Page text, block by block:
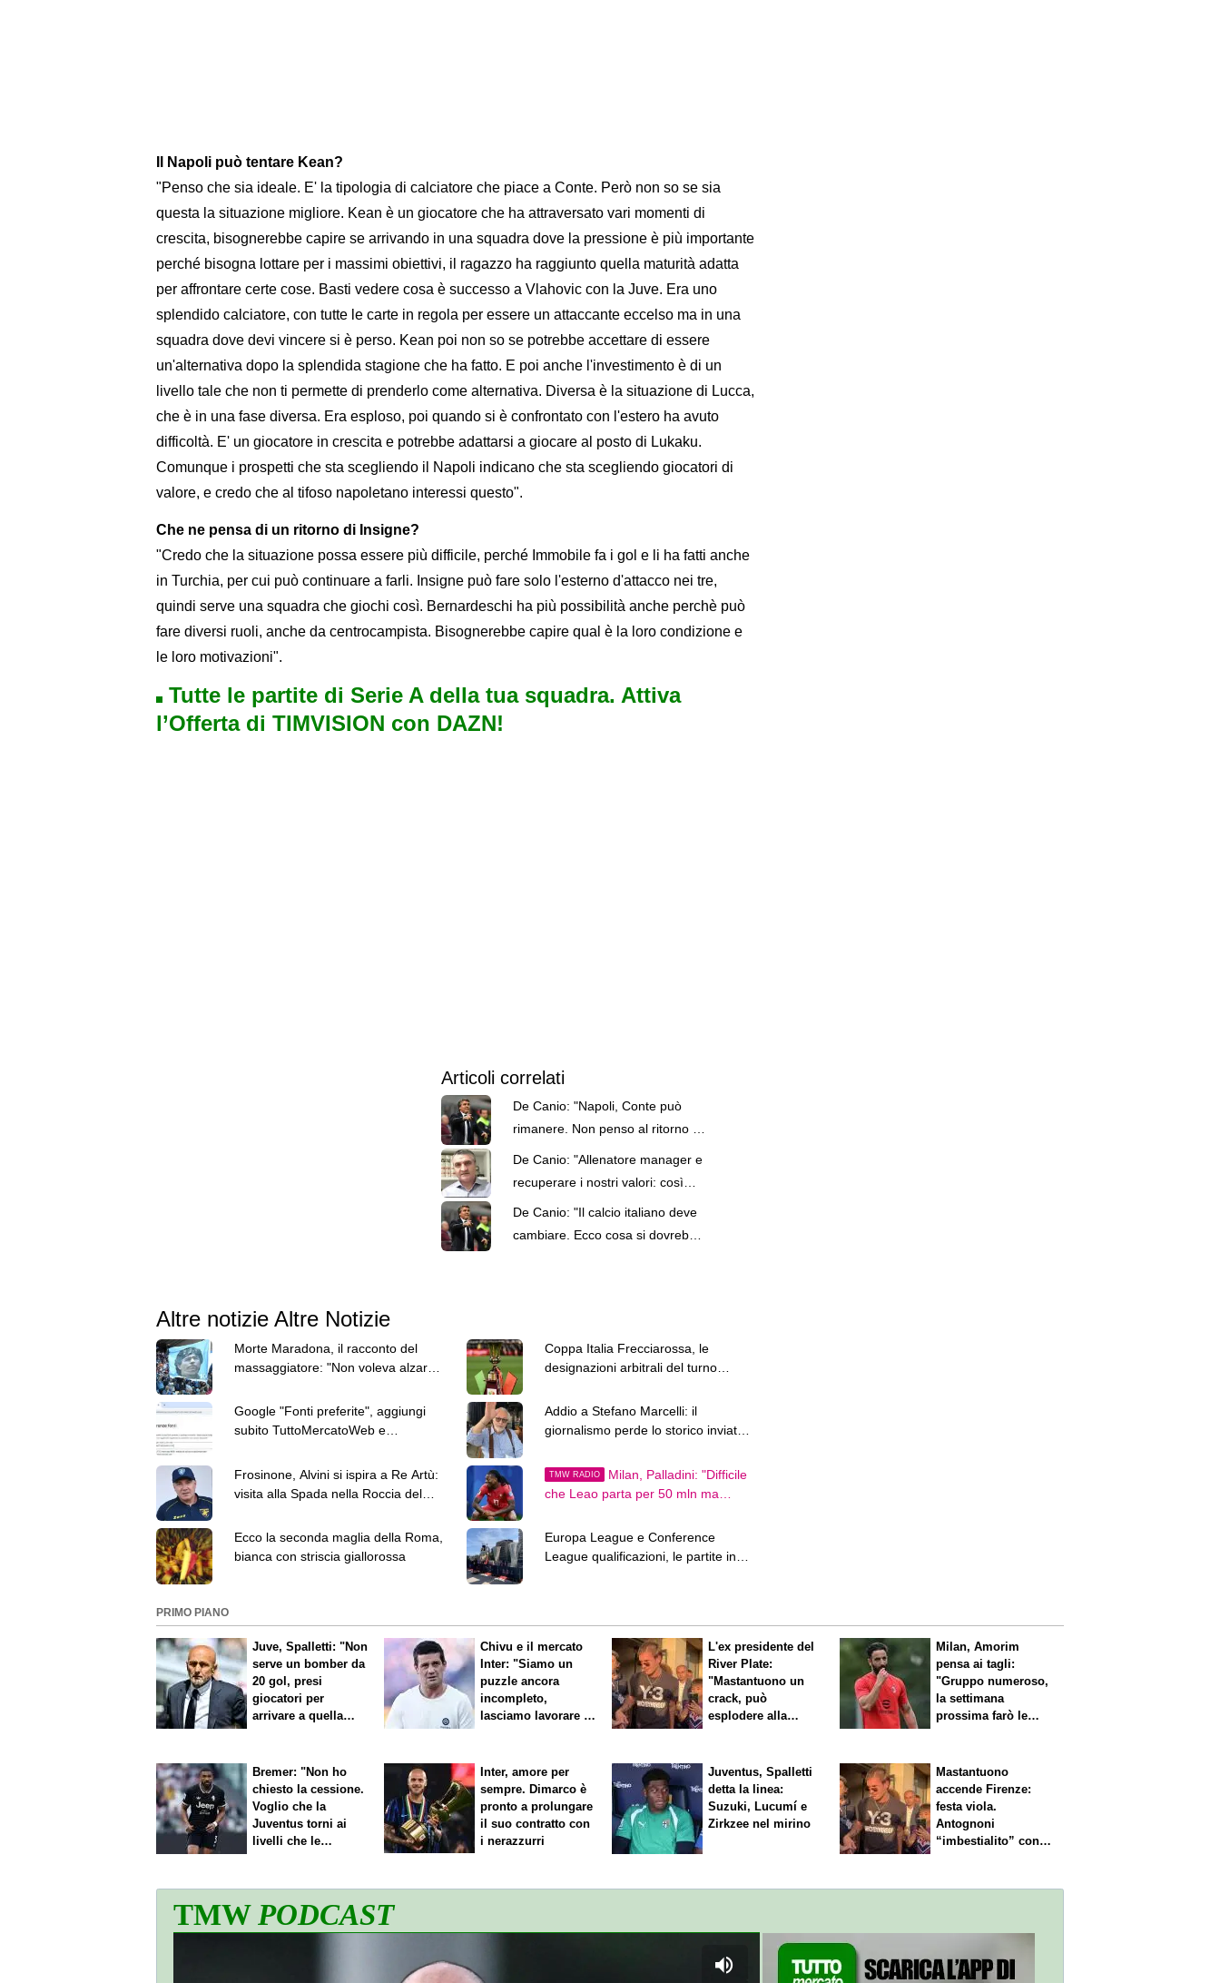
Il Napoli può tentare Kean?
"Penso che sia ideale. E' la tipologia di calciatore che piace a Conte. Però non so se sia
questa la situazione migliore. Kean è un giocatore che ha attraversato vari momenti di
crescita, bisognerebbe capire se arrivando in una squadra dove la pressione è più importante
perché bisogna lottare per i massimi obiettivi, il ragazzo ha raggiunto quella maturità adatta
per affrontare certe cose. Basti vedere cosa è successo a Vlahovic con la Juve. Era uno
splendido calciatore, con tutte le carte in regola per essere un attaccante eccelso ma in una
squadra dove devi vincere si è perso. Kean poi non so se potrebbe accettare di essere
un'alternativa dopo la splendida stagione che ha fatto. E poi anche l'investimento è di un
livello tale che non ti permette di prenderlo come alternativa. Diversa è la situazione di Lucca,
che è in una fase diversa. Era esploso, poi quando si è confrontato con l'estero ha avuto
difficoltà. E' un giocatore in crescita e potrebbe adattarsi a giocare al posto di Lukaku.
Comunque i prospetti che sta scegliendo il Napoli indicano che sta scegliendo giocatori di
valore, e credo che al tifoso napoletano interessi questo".
Che ne pensa di un ritorno di Insigne?
"Credo che la situazione possa essere più difficile, perché Immobile fa i gol e li ha fatti anche
in Turchia, per cui può continuare a farli. Insigne può fare solo l'esterno d'attacco nei tre,
quindi serve una squadra che giochi così. Bernardeschi ha più possibilità anche perchè può
fare diversi ruoli, anche da centrocampista. Bisognerebbe capire qual è la loro condizione e
le loro motivazioni".
Tutte le partite di Serie A della tua squadra. Attiva
l’Offerta di TIMVISION con DAZN!
Articoli correlati
De Canio: "Napoli, Conte può
rimanere. Non penso al ritorno di
De Canio: "Allenatore manager e
recuperare i nostri valori: così
cambierei il calcio italiano"
De Canio: "Il calcio italiano deve
cambiare. Ecco cosa si dovrebbe
Altre notizie Altre Notizie
Morte Maradona, il racconto del
massaggiatore: "Non voleva alzarsi
Coppa Italia Frecciarossa, le
designazioni arbitrali del turno
Google "Fonti preferite", aggiungi
subito TuttoMercatoWeb e
Addio a Stefano Marcelli: il
giornalismo perde lo storico inviato
Frosinone, Alvini si ispira a Re Artù:
visita alla Spada nella Roccia del
TMW RADIO
Milan, Palladini: "Difficile
che Leao parta per 50 mln ma
Ecco la seconda maglia della Roma,
bianca con striscia giallorossa
Europa League e Conference
League qualificazioni, le partite in
PRIMO PIANO
Juve, Spalletti: "Non
serve un bomber da
20 gol, presi
giocatori per
arrivare a quella
Chivu e il mercato
Inter: "Siamo un
puzzle ancora
incompleto,
lasciamo lavorare i
L'ex presidente del
River Plate:
"Mastantuono un
crack, può
esplodere alla
Milan, Amorim
pensa ai tagli:
"Gruppo numeroso,
la settimana
prossima farò le
Bremer: "Non ho
chiesto la cessione.
Voglio che la
Juventus torni ai
livelli che le
Inter, amore per
sempre. Dimarco è
pronto a prolungare
il suo contratto con
i nerazzurri
Juventus, Spalletti
detta la linea:
Suzuki, Lucumí e
Zirkzee nel mirino
Mastantuono
accende Firenze:
festa viola.
Antognoni
“imbestialito” con
TMWPODCAST